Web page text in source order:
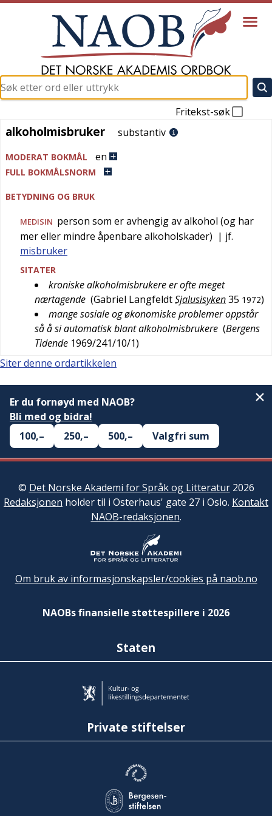
Fritekst-søk
alkoholmisbruker
alkoholmisbruker substantiv
MODERAT BOKMÅL en
FULL BOKMÅLSNORM
BETYDNING OG BRUK
MEDISIN person som er avhengig av alkohol (og har
mer eller mindre åpenbare alkoholskader) | jf.
misbruker
SITATER
kroniske alkoholmisbrukere er ofte meget
nærtagende (Gabriel LangfeldtSjalusisyken35 1972)
mange sosiale og økonomiske problemer oppstår
så å si automatisk blant alkoholmisbrukere (Bergens
Tidende 1969/241/10/1)
Siter denne ordartikkelen
Er du fornøyd med NAOB?
Bli med og bidra!
100,–
250,– 500,– Valgfri sum
© Det Norske Akademi for Språk og Litteratur2026
Redaksjonen holder til i Osterhaus' gate 27 i Oslo. Kontakt
NAOB-redaksjonen.
Om bruk av informasjonskapsler/cookies på naob.no
NAOBs finansielle støttespillere i 2026
Staten
Private stiftelser